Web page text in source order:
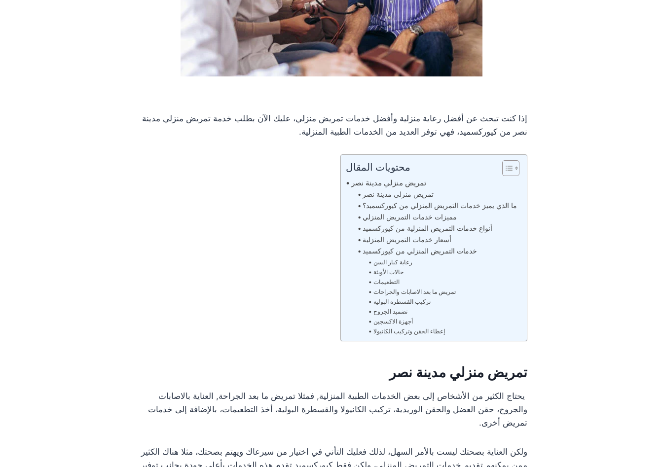
إذا كنت تبحث عن أفضل رعاية منزلية وأفضل خدمات تمريض منزلي، عليك الآن بطلب خدمة تمريض منزلي مدينة
نصر من كيوركسميد، فهي توفر العديد من الخدمات الطبية المنزلية.
محتويات المقال
تمريض منزلي مدينة نصر
تمريض منزلي مدينة نصر
ما الذي يميز خدمات التمريض المنزلي من كيوركسميد؟
مميزات خدمات التمريض المنزلي
أنواع خدمات التمريض المنزلية من كيوركسميد
أسعار خدمات التمريض المنزلية
خدمات التمريض المنزلي من كيوركسميد
رعاية كبار السن
حالات الأوبئة
التطعيمات
تمريض ما بعد الاصابات والجراحات
تركيب القسطرة البولية
تضميد الجروح
أجهزة الاكسجين
إعطاء الحقن وتركيب الكانيولا
تمريض منزلي مدينة نصر
يحتاج الكثير من الأشخاص إلى بعض الخدمات الطبية المنزلية, فمثلا تمريض ما بعد الجراحة, العناية بالاصابات
والجروح، حقن العضل والحقن الوريدية، تركيب الكانيولا والقسطرة البولية، أخذ التطعيمات، بالإضافة إلى خدمات
تمريض أخرى.
ولكن العناية بصحتك ليست بالأمر السهل، لذلك فعليك التأني في اختيار من سيرعاك ويهتم بصحتك، مثلا هناك الكثير